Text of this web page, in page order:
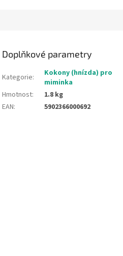
Doplňkové parametry
Kategorie:
Kokony (hnízda) pro
miminka
Hmotnost:
1.8 kg
EAN: 5902366000692